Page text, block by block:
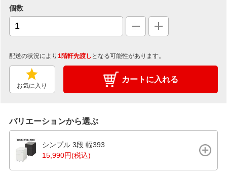
個数
配送の状況により 1階軒先渡し となる可能性があります。
お気に入り
カートに入れる
バリエーションから選ぶ
シンプル 3段 幅393
15,990円(税込)